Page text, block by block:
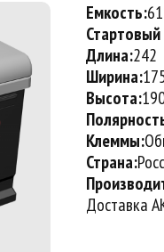
Емкость:61
Длина:242
Ширина:
Высота:
Клеммы:
Страна:
Доставка